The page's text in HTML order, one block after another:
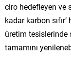
ciro hedefleyen ve
kadar karbon
üretim tesislerinde
tamamını